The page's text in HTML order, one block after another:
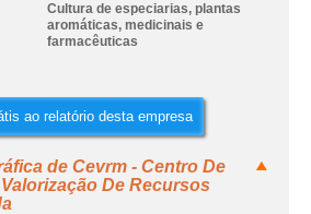
Cultura de especiarias, plantas
aromáticas, medicinais e
farmacêuticas
ao relatório desta empresa
de Cevrm - Centro De
De Recursos